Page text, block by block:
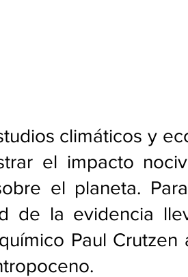
climáticos y
el impacto
el planeta.
de la evidencia
Paul Crutzen